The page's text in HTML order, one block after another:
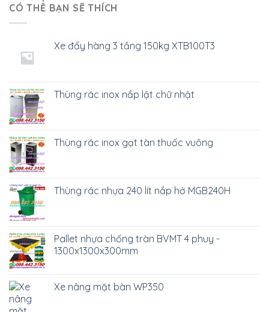
CÓ THỂ BẠN SẼ THÍCH
Xe đẩy hàng 3 tầng 150kg XTB100T3
Thùng rác inox nắp lật chữ nhật
Thùng rác inox gạt tàn thuốc vuông
Thùng rác nhựa 240 lít nắp hở MGB240H
Pallet nhựa chống tràn BVMT 4 phuy -
1300x1300x300mm
Xe nâng mặt bàn WP350